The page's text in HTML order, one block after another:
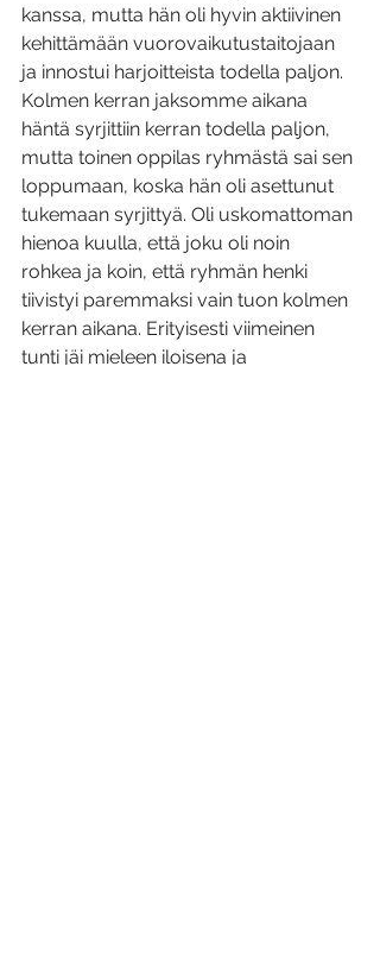
kanssa, mutta hän oli hyvin aktiivinen
kehittämään vuorovaikutustaitojaan
ja innostui harjoitteista todella paljon.
Kolmen kerran jaksomme aikana
häntä syrjittiin kerran todella paljon,
mutta toinen oppilas ryhmästä sai sen
loppumaan, koska hän oli asettunut
tukemaan syrjittyä. Oli uskomattoman
hienoa kuulla, että joku oli noin
rohkea ja koin, että ryhmän henki
tiivistyi paremmaksi vain tuon kolmen
kerran aikana. Erityisesti viimeinen
tunti jäi mieleen iloisena ja